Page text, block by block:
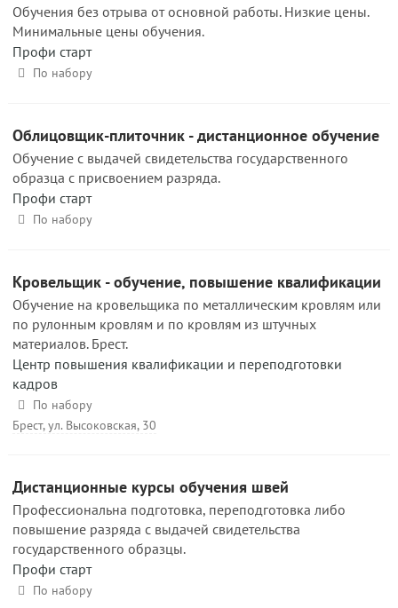
Обучения без отрыва от основной работы. Низкие цены.
Минимальные цены обучения.
Профи старт
По набору
Облицовщик-плиточник - дистанционное обучение
Обучение с выдачей свидетельства государственного
образца с присвоением разряда.
Профи старт
По набору
Кровельщик - обучение, повышение квалификации
Обучение на кровельщика по металлическим кровлям или
по рулонным кровлям и по кровлям из штучных
материалов. Брест.
Центр повышения квалификации и переподготовки
кадров
По набору
Брест, ул. Высоковская, 30
Дистанционные курсы обучения швей
Профессиональна подготовка, переподготовка либо
повышение разряда с выдачей свидетельства
государственного образцы.
Профи старт
По набору